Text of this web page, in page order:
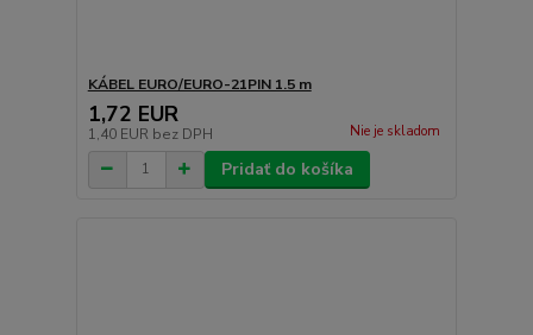
KÁBEL EURO/EURO-21PIN 1.5 m
1,72 EUR
1,40 EUR bez DPH Nie je skladom
Pridať do košíka